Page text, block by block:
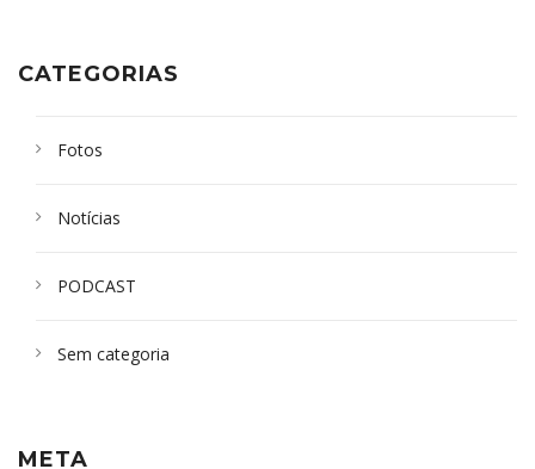
CATEGORIAS
Fotos
Notícias
PODCAST
Sem categoria
META